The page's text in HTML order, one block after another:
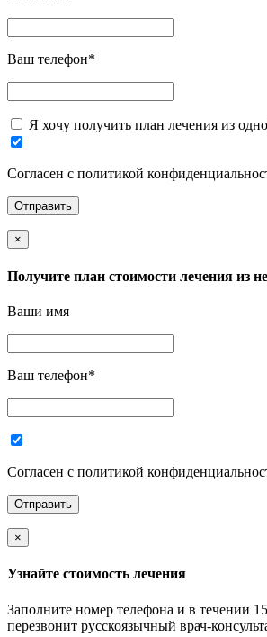
Ваш телефон*
Я хочу получить план лечения из
Согласен с политикой
×
Получите план стоимости лечения из
Ваши имя
Ваш телефон*
Согласен с политикой
×
Узнайте стоимость лечения
Заполните номер телефона и в течении
перезвонит русскоязычный врач-